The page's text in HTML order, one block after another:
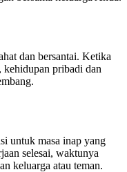
dan bersantai. Ketika
pribadi dan
untuk masa inap yang
selesai, waktunya
keluarga atau teman.